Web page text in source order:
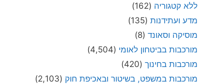
ללא קטגוריה (162)
מדע ועתידנות (135)
מוסיקה וסאונד (8)
מורכבות בביטחון לאומי (4,504)
מורכבות בחינוך (420)
מורכבות במשפט, בשיטור ובאכיפת חוק (2,103)